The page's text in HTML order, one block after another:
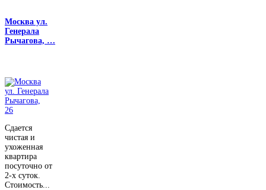
Москва ул.
Генерала
Рычагова, …
Сдается
чистая и
ухоженная
квартира
посуточно от
2-х суток.
Стоимость...